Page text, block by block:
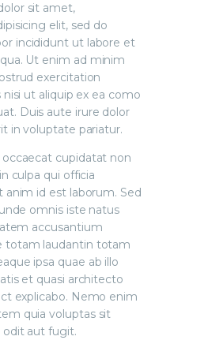
sit amet,
elit, sed do
incididunt ut labore et
Ut enim ad minim
exercitation
nisi ut aliquip ex ea como
Duis aute irure dolor
in voluptate pariatur.
cupidatat non
culpa qui officia
anim id est laborum. Sed
omnis iste natus
accusantium
totam laudantin totam
ipsa quae ab illo
et quasi architecto
explicabo. Nemo enim
quia voluptas sit
odit aut fugit.